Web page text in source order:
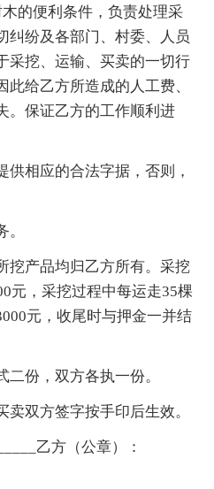
的便利条件，负责处理采
纠纷及各部门、村委、人员
采挖、运输、买卖的一切行
给乙方所造成的人工费、
。保证乙方的工作顺利进
供相应的合法字据，否则，
挖产品均归乙方所有。采挖
元，采挖过程中每运走35棵
元，收尾时与押金一并结
份，双方各执一份。
卖双方签字按手印后生效。
乙方（公章）：